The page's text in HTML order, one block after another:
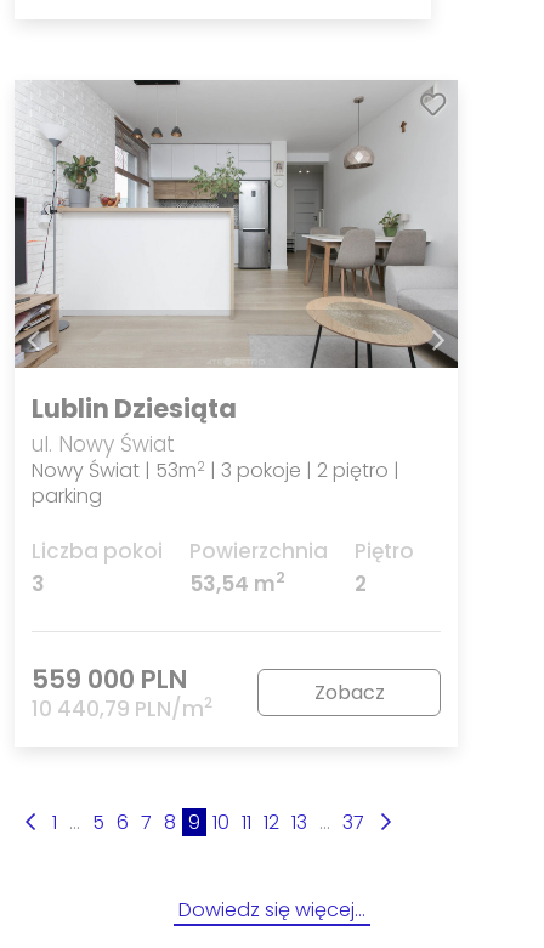
Lublin Dziesiąta
ul. Nowy Świat
Nowy Świat | 53m2 | 3 pokoje | 2 piętro |
parking
Liczba pokoi
3
Powierzchnia
53,54 m2
Piętro
2
559 000 PLN
10 440,79 PLN/m2 Zobacz
1 ... 5 6 7 8 9 10 11 12 13 ... 37
Dowiedz się więcej…